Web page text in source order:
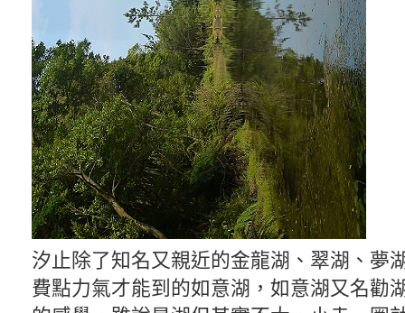
汐止除了知名又親近的金龍湖、翠湖、夢
費點力氣才能到的如意湖，如意湖又名勸